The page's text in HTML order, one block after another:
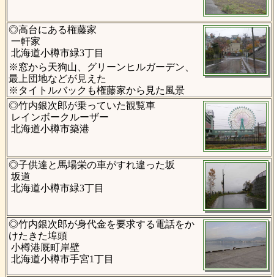
◎高台にある権藤家
一軒家
北海道小樽市緑3丁目
※窓から天狗山、グリーンヒルガーデン、
最上団地などが見えた
※タイトルバックも権藤家から見た風景
◎竹内銀次郎が乗っていた観覧車
レインボークルーザー
北海道小樽市築港
◎子供達と馬場栄の車がすれ違った坂
坂道
北海道小樽市緑3丁目
◎竹内銀次郎が身代金を要求する電話をか
けたきた埠頭
小樽港厩町岸壁
北海道小樽市手宮1丁目